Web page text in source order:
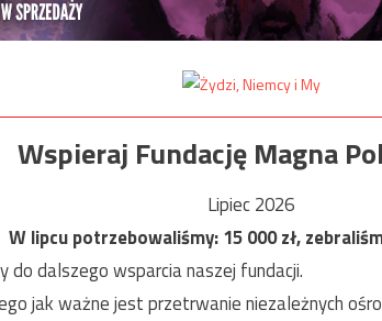
Wspieraj Fundację Magna
Lipiec 2026
W lipcu potrzebowaliśmy:15 000zł,
do dalszego wsparcia naszej fundacji.
jak ważne jest przetrwanie niezależnych